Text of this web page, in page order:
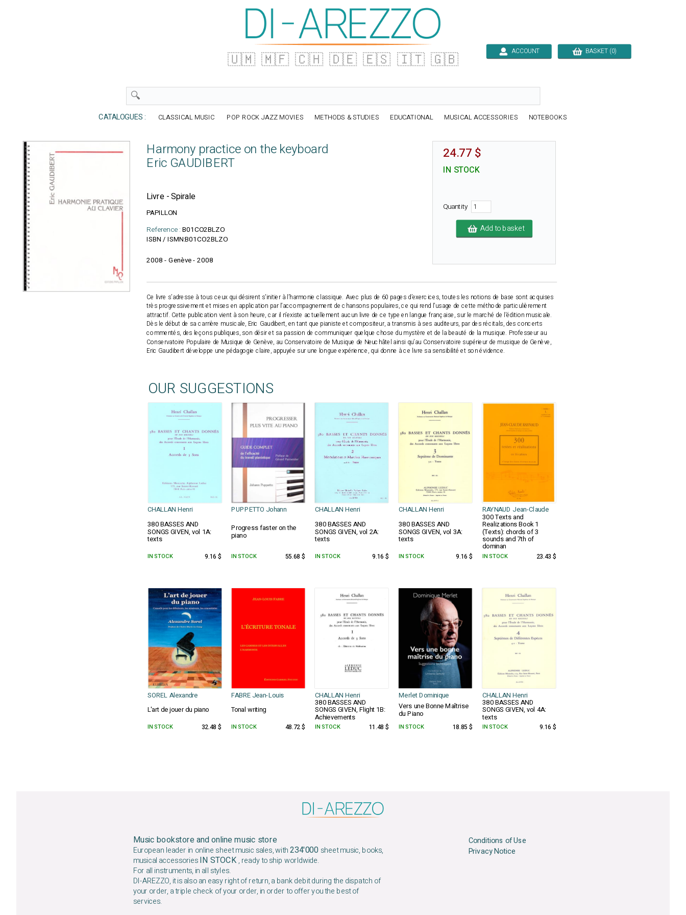
🇺🇲 🇲🇫 🇨🇭 🇩🇪 🇪🇸 🇮🇹 🇬🇧 ACCOUNT BASKET (0)
CATALOGUES : CLASSICAL MUSIC POP ROCK JAZZ MOVIES METHODS & STUDIES EDUCATIONAL MUSICAL ACCESSORIES NOTEBOOKS
Harmony practice on the keyboard
Eric GAUDIBERT
Livre - Spirale
PAPILLON
Reference : B01CO2BLZO
ISBN / ISMN:B01CO2BLZO
2008 - Genève - 2008
24.77 $
IN STOCK
Quantity
Add to basket
Ce livre s’adresse à tous ceux qui désirent s'initier à l’harmonie classique. Avec plus de 60 pages d’exercices, toutes les notions de base sont acquises
très progressivement et mises en application par l’accompagnement de chansons populaires, ce qui rend l’usage de cette méthode particulièrement
attractif. Cette publication vient à son heure, car il n’existe actuellement aucun livre de ce type en langue française, sur le marché de l'édition musicale.
Dès le début de sa carrière musicale, Eric Gaudibert, en tant que pianiste et compositeur, a transmis à ses auditeurs, par des récitals, des concerts
commentés, des leçons publiques, son désir et sa passion de communiquer quelque chose du mystère et de la beauté de la musique. Professeur au
Conservatoire Populaire de Musique de Genève, au Conservatoire de Musique de Neuchâtel ainsi qu’au Conservatoire supérieur de musique de Genève,
Eric Gaudibert développe une pédagogie claire, appuyée sur une longue expérience, qui donne à ce livre sa sensibilité et son évidence.
OUR SUGGESTIONS
CHALLAN Henri PUPPETTO Johann CHALLAN Henri CHALLAN Henri RAYNAUD Jean-Claude
380 BASSES AND
SONGS GIVEN, vol 1A:
texts
Progress faster on the
piano
380 BASSES AND
SONGS GIVEN, vol 2A:
texts
380 BASSES AND
SONGS GIVEN, vol 3A:
texts
300 Texts and
Realizations Book 1
(Texts): chords of 3
sounds and 7th of
dominan
IN STOCK 9.16 $ IN STOCK 55.68 $ IN STOCK 9.16 $ IN STOCK 9.16 $ IN STOCK 23.43 $
SOREL Alexandre FABRE Jean-Louis CHALLAN Henri Merlet Dominique
CHALLAN Henri
L'art de jouer du piano
Tonal writing
380 BASSES AND
SONGS GIVEN, Flight 1B:
Achievements
Vers une Bonne Maîtrise
du Piano
380 BASSES AND
SONGS GIVEN, vol 4A:
texts
IN STOCK 32.48 $ IN STOCK 48.72 $ IN STOCK 11.48 $ IN STOCK 18.85 $ IN STOCK 9.16 $
Music bookstore and online music store
European leader in online sheet music sales, with234'000 sheet music, books,
musical accessoriesIN STOCK, ready to ship worldwide.
For all instruments, in all styles.
DI-AREZZO, it is also an easy right of return, a bank debit during the dispatch of
your order, a triple check of your order, in order to offer you the best of
services.
Conditions of Use
Privacy Notice